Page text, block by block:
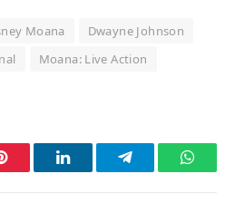
Moana
Dwayne Johnson
Moana: Live Action
Pinterest LinkedInTelegram